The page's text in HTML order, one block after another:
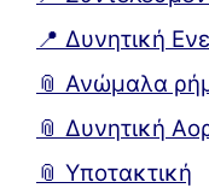
📍 Δυνητική
📎 Ανώμαλα
📎 Δυνητική
📎 Υποτακτική